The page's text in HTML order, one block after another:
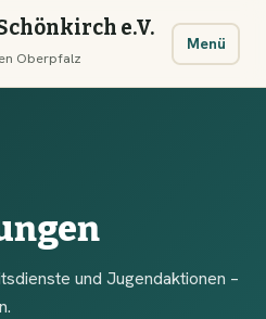
e.V.
Oberpfalz
Menü
und Jugendaktionen –